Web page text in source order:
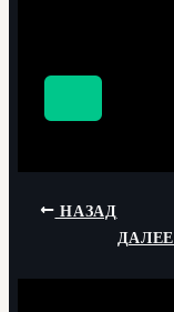
НАЗАД
ДАЛЕЕ